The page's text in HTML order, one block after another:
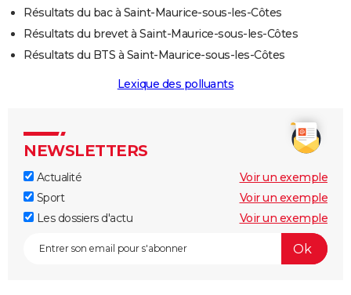
Résultats du bac à Saint-Maurice-sous-les-Côtes
Résultats du brevet à Saint-Maurice-sous-les-Côtes
Résultats du BTS à Saint-Maurice-sous-les-Côtes
Lexique des polluants
NEWSLETTERS
Actualité
Voir un exemple
Sport
Voir un exemple
Les dossiers d'actu
Voir un exemple